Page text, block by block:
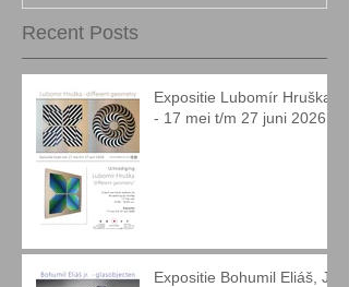
Recent Posts
Expositie Lubomír Hruška
- 17 mei t/m 27 juni 2026
Expositie Bohumil Eliáš, Jr.